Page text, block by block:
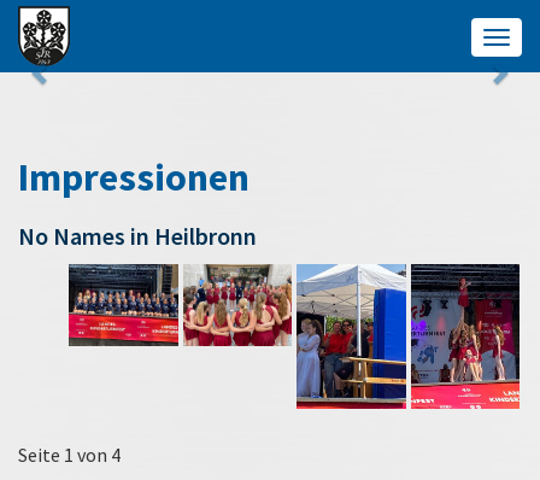
Impressionen
No Names in Heilbronn
Seite 1 von 4